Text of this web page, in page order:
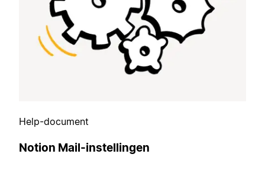
Help-document
Notion Mail-instellingen